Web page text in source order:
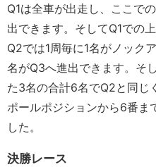
Q1は全車が出走し、ここで
出できます。そしてQ1での
Q2では1周毎に1名がノック
名がQ3へ進出できます。そ
た3名の合計6名でQ2と同じ
ポールポジションから6番ま
した。
決勝レース